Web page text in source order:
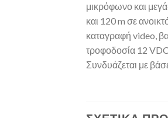
μικρόφωνο και
και 120 m σε
καταγραφή video,
τροφοδοσία 12
Συνδυάζεται με